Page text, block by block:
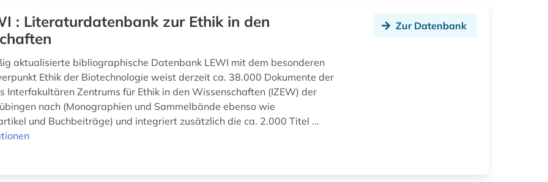
: Literaturdatenbank zur Ethik in den
aktualisierte bibliographische Datenbank LEWI mit dem besonderen
Ethik der Biotechnologie weist derzeit ca. 38.000 Dokumente der
Interfakultären Zentrums für Ethik in den Wissenschaften (IZEW) der
nach (Monographien und Sammelbände ebenso wie
und Buchbeiträge) und integriert zusätzlich die ca. 2.000 Titel ...
Zur Datenbank